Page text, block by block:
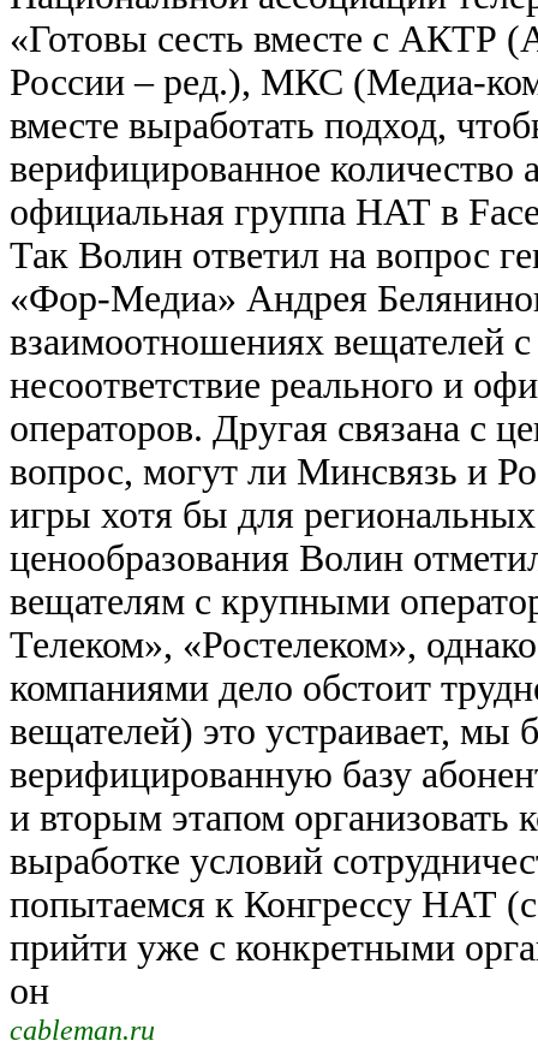
«Готовы сесть вместе с АКТР
России – ред.), МКС (Медиа-
вместе выработать подход,
верифицированное количество
официальная группа НАТ в
Так Волин ответил на вопрос
«Фор-Медиа» Андрея
взаимоотношениях вещателей
несоответствие реального и
операторов. Другая связана с
вопрос, могут ли Минсвязь и
игры хотя бы для
ценообразования Волин
вещателям с крупными
Телеком», «Ростелеком»,
компаниями дело обстоит
вещателей) это устраивает, мы
верифицированную базу
и вторым этапом
выработке условий
попытаемся к Конгрессу НАТ
прийти уже с конкретными
он
cableman.ru